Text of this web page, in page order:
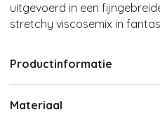
uitgevoerd in een
stretchy viscosemix in
Productinformatie
Materiaal